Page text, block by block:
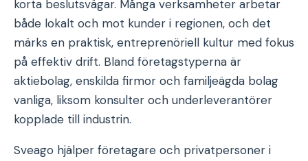
korta beslutsvägar. Många verksamheter arbetar
både lokalt och mot kunder i regionen, och det
märks en praktisk, entreprenöriell kultur med fokus
på effektiv drift. Bland företagstyperna är
aktiebolag, enskilda firmor och familjeägda bolag
vanliga, liksom konsulter och underleverantörer
kopplade till industrin.
Sveago hjälper företagare och privatpersoner i